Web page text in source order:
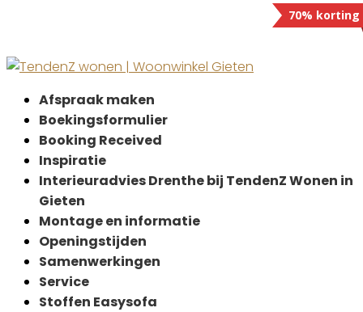
Afspraak maken
Boekingsformulier
Booking Received
Inspiratie
Interieuradvies Drenthe bij TendenZ Wonen in
Gieten
Montage en informatie
Openingstijden
Samenwerkingen
Service
Stoffen Easysofa
70% korting